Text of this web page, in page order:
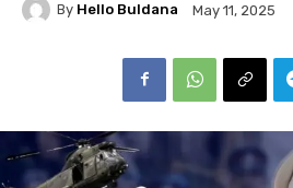
By Hello Buldana May 11, 2025